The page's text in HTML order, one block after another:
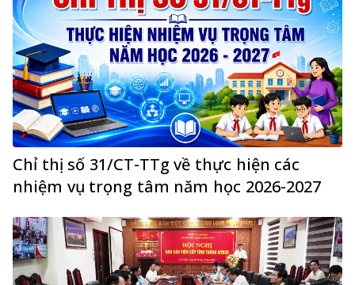
Chỉ thị số 31/CT-TTg về thực hiện các
nhiệm vụ trọng tâm năm học 2026-2027